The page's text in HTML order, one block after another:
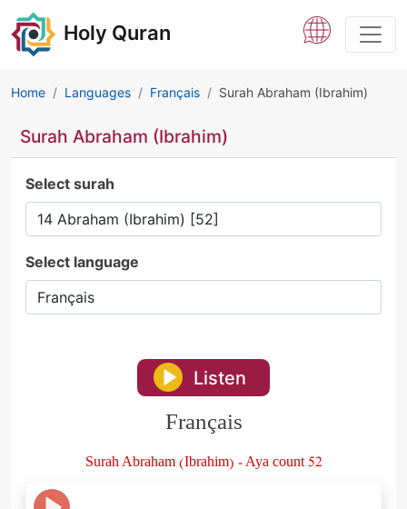
Holy Quran
Home Languages Français Surah Abraham (Ibrahim)
Surah Abraham (Ibrahim)
Select surah
Select language
Listen
Français
Surah Abraham (Ibrahim) - Aya count 52